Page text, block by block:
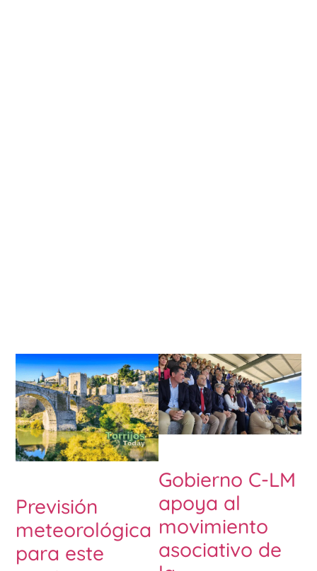
Previsión
meteorológica
para este
Gobierno C-LM
apoya al
movimiento
asociativo de